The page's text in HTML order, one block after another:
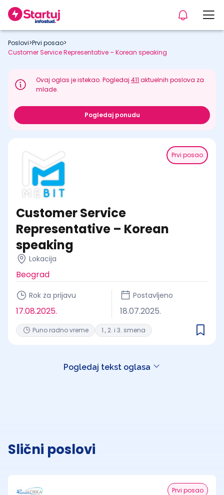
Poslovi>Prvi posao>
Customer Service Representative – Korean speaking
Ovaj oglas je istekao. Pogledaj411 aktuelnih poslova za
mlade.
Pogledaj ponudu
Prvi posao
Customer Service
Representative – Korean
speaking
Lokacija
Beograd
Rok za prijavu
17.08.2025.
Postavljeno
18.07.2025.
Puno radno vreme 1., 2. i 3. smena
Pogledaj tekst oglasa
Slični poslovi
Prvi posao